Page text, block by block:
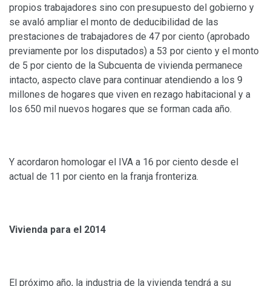
propios trabajadores sino con presupuesto del gobierno y
se avaló ampliar el monto de deducibilidad de las
prestaciones de trabajadores de 47 por ciento (aprobado
previamente por los disputados) a 53 por ciento y el monto
de 5 por ciento de la Subcuenta de vivienda permanece
intacto, aspecto clave para continuar atendiendo a los 9
millones de hogares que viven en rezago habitacional y a
los 650 mil nuevos hogares que se forman cada año.
Y acordaron homologar el IVA a 16 por ciento desde el
actual de 11 por ciento en la franja fronteriza.
Vivienda para el 2014
El próximo año, la industria de la vivienda tendrá a su